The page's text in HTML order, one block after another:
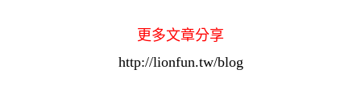
更多文章分享
http://lionfun.tw/blog